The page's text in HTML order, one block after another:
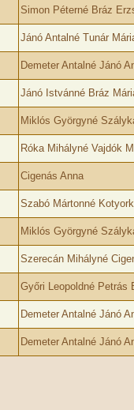
Simon Péterné Bráz
Jánó Antalné Tunár
Demeter Antalné Jánó
Jánó Istvánné Bráz
Miklós Györgyné
Róka Mihályné Vajdók
Cigenás Anna
Szabó Mártonné
Miklós Györgyné
Szerecán Mihályné
Győri Leopoldné Petrás
Demeter Antalné Jánó
Demeter Antalné Jánó